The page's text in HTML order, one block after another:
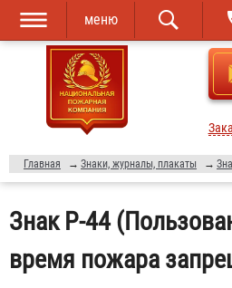
Перейти к
основному
содержанию
Skip to
navigation
меню
Главная → Знаки, журналы, плакаты →
Знак P-44
время пожара